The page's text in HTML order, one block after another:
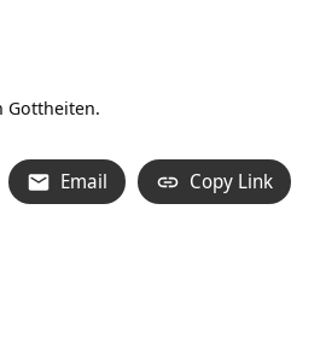
Gottheiten.
Email Copy Link